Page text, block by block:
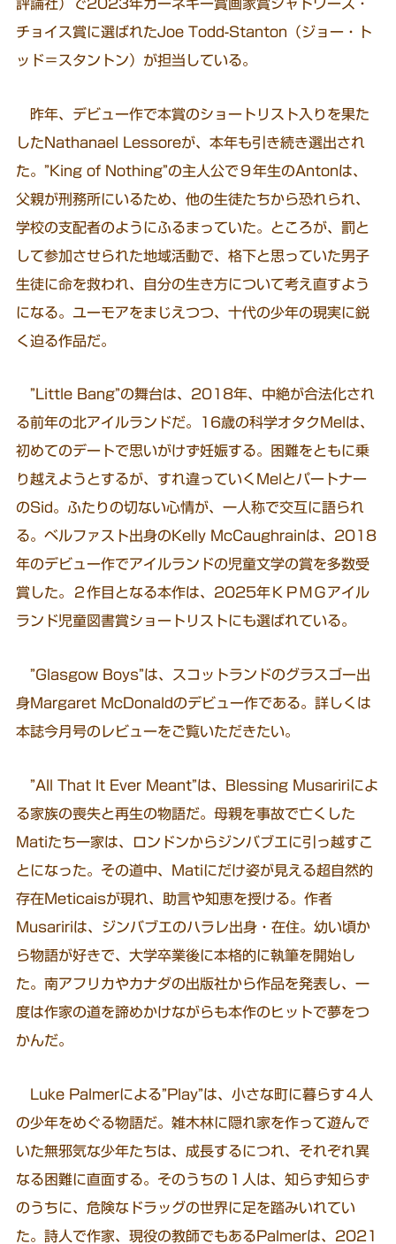
評論社）で2023年カーネギー賞画家賞シャドワーズ・
チョイス賞に選ばれたJoe Todd-Stanton（ジョー・ト
ッド＝スタントン）が担当している。
昨年、デビュー作で本賞のショートリスト入りを果た
したNathanael Lessoreが、本年も引き続き選出され
た。”King of Nothing”の主人公で９年生のAntonは、
父親が刑務所にいるため、他の生徒たちから恐れられ、
学校の支配者のようにふるまっていた。ところが、罰と
して参加させられた地域活動で、格下と思っていた男子
生徒に命を救われ、自分の生き方について考え直すよう
になる。ユーモアをまじえつつ、十代の少年の現実に鋭
く迫る作品だ。
”Little Bang”の舞台は、2018年、中絶が合法化され
る前年の北アイルランドだ。16歳の科学オタクMelは、
初めてのデートで思いがけず妊娠する。困難をともに乗
り越えようとするが、すれ違っていくMelとパートナー
のSid。ふたりの切ない心情が、一人称で交互に語られ
る。ベルファスト出身のKelly McCaughrainは、2018
年のデビュー作でアイルランドの児童文学の賞を多数受
賞した。２作目となる本作は、2025年ＫＰＭＧアイル
ランド児童図書賞ショートリストにも選ばれている。
”Glasgow Boys”は、スコットランドのグラスゴー出
身Margaret McDonaldのデビュー作である。詳しくは
本誌今月号のレビューをご覧いただきたい。
”All That It Ever Meant”は、Blessing Musaririによ
る家族の喪失と再生の物語だ。母親を事故で亡くした
Matiたち一家は、ロンドンからジンバブエに引っ越すこ
とになった。その道中、Matiにだけ姿が見える超自然的
存在Meticaisが現れ、助言や知恵を授ける。作者
Musaririは、ジンバブエのハラレ出身・在住。幼い頃か
ら物語が好きで、大学卒業後に本格的に執筆を開始し
た。南アフリカやカナダの出版社から作品を発表し、一
度は作家の道を諦めかけながらも本作のヒットで夢をつ
かんだ。
Luke Palmerによる”Play”は、小さな町に暮らす４人
の少年をめぐる物語だ。雑木林に隠れ家を作って遊んで
いた無邪気な少年たちは、成長するにつれ、それぞれ異
なる困難に直面する。そのうちの１人は、知らず知らず
のうちに、危険なドラッグの世界に足を踏みいれてい
た。詩人で作家、現役の教師でもあるPalmerは、2021